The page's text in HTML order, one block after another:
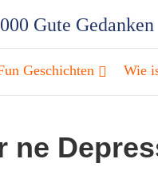
Geschichten Wie
ne